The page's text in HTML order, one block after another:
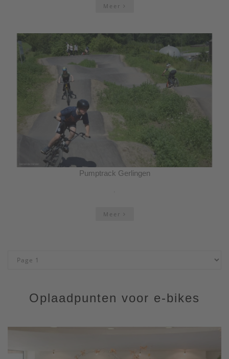
Meer
Pumptrack Gerlingen
.
Meer
Oplaadpunten voor e-bikes